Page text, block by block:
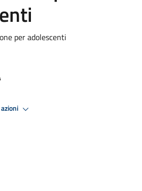
per adolescenti